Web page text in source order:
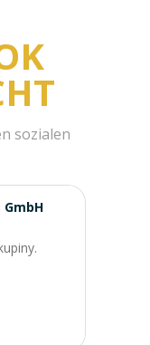
sozialen